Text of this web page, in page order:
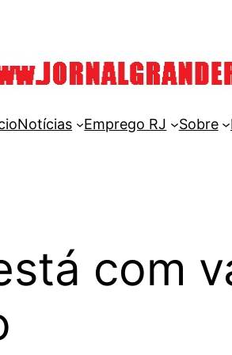
Notícias Emprego RJ Sobre
com